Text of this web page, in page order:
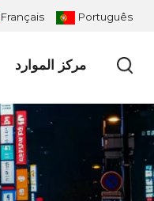
Français Português
مركز الموارد